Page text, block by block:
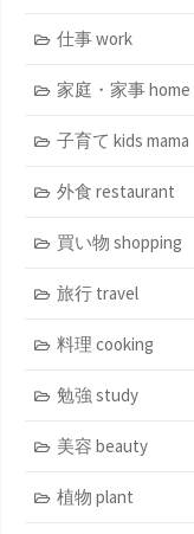
仕事 work
家庭・家事 home
子育て kids mama
外食 restaurant
買い物 shopping
旅行 travel
料理 cooking
勉強 study
美容 beauty
植物 plant